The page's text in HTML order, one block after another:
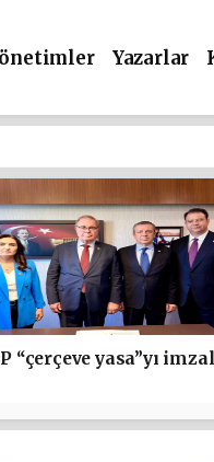
Yazarlar
“çerçeve yasa”yı